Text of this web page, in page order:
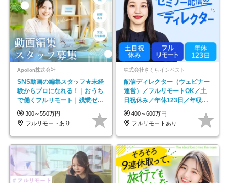
Apollon株式会社
SNS動画の編集スタッフ★未経
験からプロになれる！｜おうち
で働くフルリモート｜残業ゼロ
で18時退勤◎
300～550万円
フルリモートあり
株式会社さくらインベスト
配信ディレクター（ウェビナー
運営）／フルリモートOK／土
日祝休み／年休123日／年収
600万円可
400～600万円
フルリモートあり